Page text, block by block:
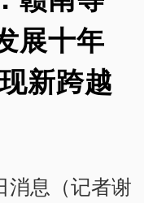
展十年
新跨越
消息（记者谢